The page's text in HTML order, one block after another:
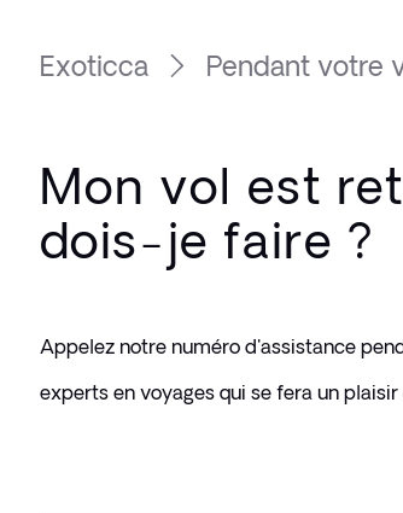
Exoticca Pendant votre
Mon vol est
dois-je faire ?
Appelez notre numéro d'assistance
experts en voyages qui se fera un plaisir